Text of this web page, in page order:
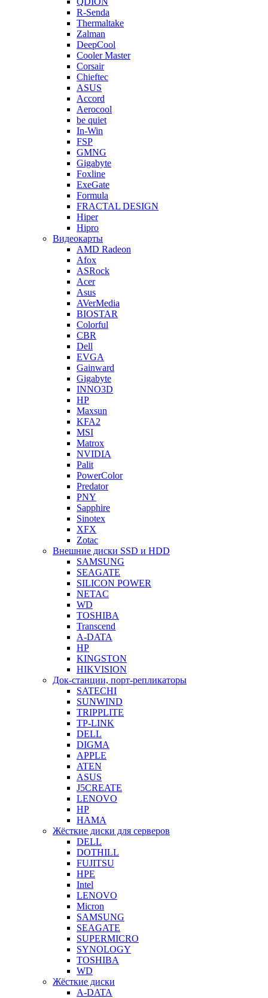
R-Senda
Thermaltake
Zalman
DeepCool
Cooler Master
Corsair
Chieftec
ASUS
Accord
Aerocool
be quiet
In-Win
FSP
GMNG
Gigabyte
Foxline
ExeGate
Formula
FRACTAL DESIGN
Hiper
Hipro
Видеокарты
AMD Radeon
Afox
ASRock
Acer
Asus
AVerMedia
BIOSTAR
Colorful
CBR
Dell
EVGA
Gainward
Gigabyte
INNO3D
HP
Maxsun
KFA2
MSI
Matrox
NVIDIA
Palit
PowerColor
Predator
PNY
Sapphire
Sinotex
XFX
Zotac
Внешние диски SSD и HDD
SAMSUNG
SEAGATE
SILICON POWER
NETAC
WD
TOSHIBA
Transcend
A-DATA
HP
KINGSTON
HIKVISION
Док-станции, порт-репликаторы
SATECHI
SUNWIND
TRIPPLITE
TP-LINK
DELL
DIGMA
APPLE
ATEN
ASUS
J5CREATE
LENOVO
HP
HAMA
Жёсткие диски для серверов
DELL
DOTHILL
FUJITSU
HPE
Intel
LENOVO
Micron
SAMSUNG
SEAGATE
SUPERMICRO
SYNOLOGY
TOSHIBA
WD
Жёсткие диски
A-DATA